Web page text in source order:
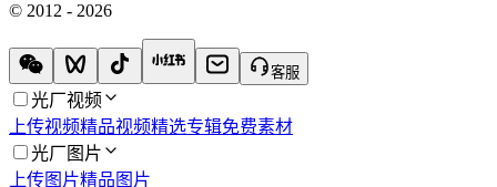
© 2012 - 2026
客服
光厂视频
上传视频精品视频精选专辑免费素材
光厂图片
上传图片精品图片